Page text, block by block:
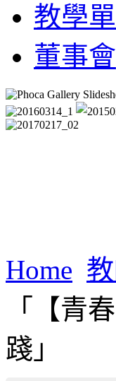
教學
董事會
Home
「【青
踐」